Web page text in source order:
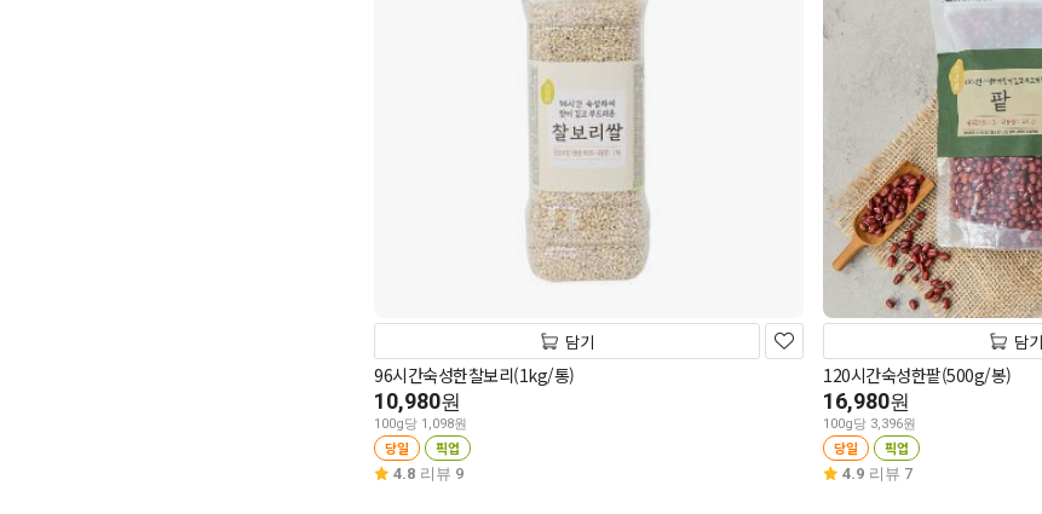
담기
96시간숙성한찰보리(1kg/통)
10,980원
100g당 1,098원
당일 픽업
4.8 리뷰 9
담기
120시간숙성한팥(500g/봉)
16,980원
100g당 3,396원
당일 픽업
4.9 리뷰 7